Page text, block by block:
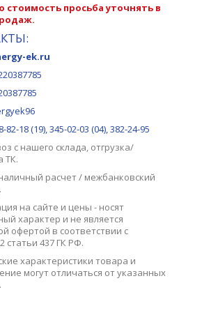
стоимость просьба уточнять в
ek.ru
82-18 (19), 345-02-03 (04), 382-24-95
с нашего склада, отгрузка/
ТК.
расчет / межбанковский
на сайте и цены - носят
характер и не является
офертой в соответствии с
статьи 437 ГК РФ.
характеристики товара и
могут отличаться от указанных